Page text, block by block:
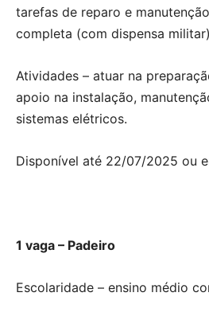
tarefas de reparo e
completa (com dispensa
Atividades – atuar na
apoio na instalação,
sistemas elétricos.
Disponível até 22/07/2025 ou
1 vaga – Padeiro
Escolaridade – ensino médio